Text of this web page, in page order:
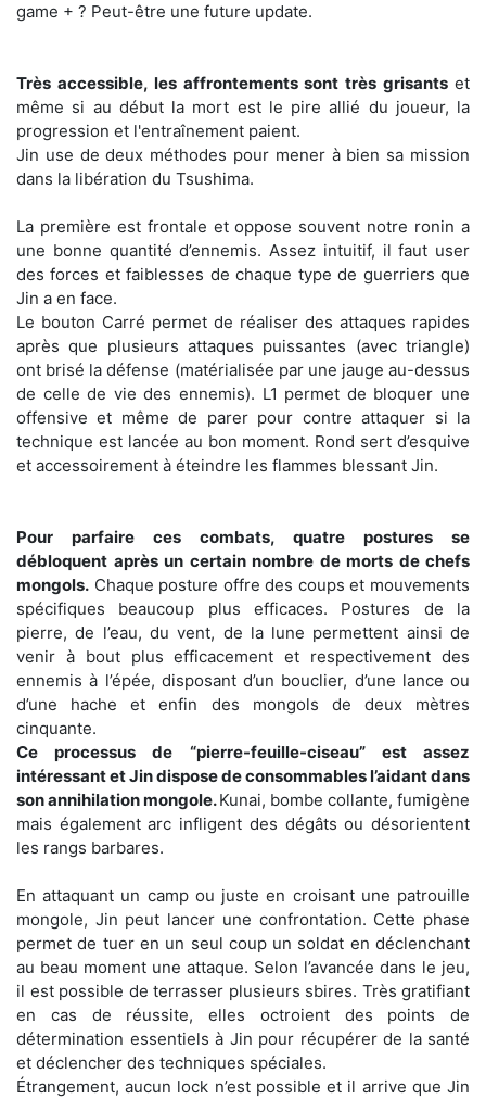
game + ? Peut-être une future update.
Très accessible, les affrontements sont très grisants et
même si au début la mort est le pire allié du joueur, la
progression et l'entraînement paient.
Jin use de deux méthodes pour mener à bien sa mission
dans la libération du Tsushima.
La première est frontale et oppose souvent notre ronin a
une bonne quantité d’ennemis. Assez intuitif, il faut user
des forces et faiblesses de chaque type de guerriers que
Jin a en face.
Le bouton Carré permet de réaliser des attaques rapides
après que plusieurs attaques puissantes (avec triangle)
ont brisé la défense (matérialisée par une jauge au-dessus
de celle de vie des ennemis). L1 permet de bloquer une
offensive et même de parer pour contre attaquer si la
technique est lancée au bon moment. Rond sert d’esquive
et accessoirement à éteindre les flammes blessant Jin.
Pour parfaire ces combats, quatre postures se
débloquent après un certain nombre de morts de chefs
mongols. Chaque posture offre des coups et mouvements
spécifiques beaucoup plus efficaces. Postures de la
pierre, de l’eau, du vent, de la lune permettent ainsi de
venir à bout plus efficacement et respectivement des
ennemis à l’épée, disposant d’un bouclier, d’une lance ou
d’une hache et enfin des mongols de deux mètres
cinquante.
Ce processus de “pierre-feuille-ciseau” est assez
intéressant et Jin dispose de consommables l’aidant dans
son annihilation mongole.Kunai, bombe collante, fumigène
mais également arc infligent des dégâts ou désorientent
les rangs barbares.
En attaquant un camp ou juste en croisant une patrouille
mongole, Jin peut lancer une confrontation. Cette phase
permet de tuer en un seul coup un soldat en déclenchant
au beau moment une attaque. Selon l’avancée dans le jeu,
il est possible de terrasser plusieurs sbires. Très gratifiant
en cas de réussite, elles octroient des points de
détermination essentiels à Jin pour récupérer de la santé
et déclencher des techniques spéciales.
Étrangement, aucun lock n’est possible et il arrive que Jin